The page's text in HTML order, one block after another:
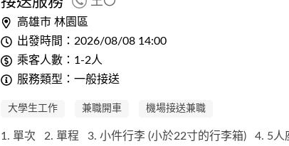
高雄市 林園區
出發時間：2026/08/08 14:00
乘客人數：1-2人
服務類型：一般接送
大學生工作 兼職開車 機場接送兼職
1. 單次 2. 單程 3. 小件行李 (小於22寸的行李箱) 4. 5人